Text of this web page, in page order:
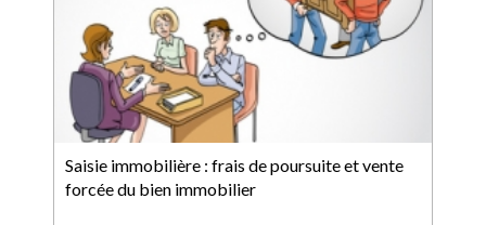
Saisie immobilière : frais de poursuite et vente
forcée du bien immobilier